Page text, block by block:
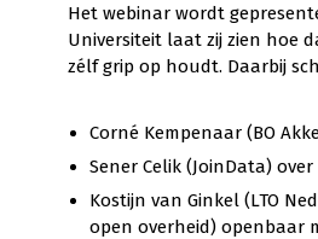
Het webinar wordt
Universiteit laat zij zien hoe
zélf grip op houdt. Daarbij
Corné Kempenaar (BO
Sener Celik (JoinData)
Kostijn van Ginkel (LTO
open overheid) openbaar